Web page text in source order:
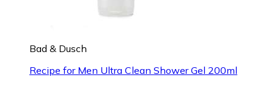
Bad & Dusch
Recipe for Men Ultra Clean Shower Gel 200ml